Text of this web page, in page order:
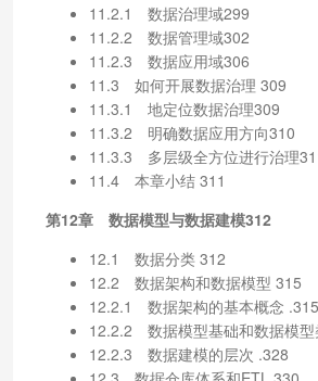
11.2.1 数据治理域299
11.2.2 数据管理域302
11.2.3 数据应用域306
11.3 如何开展数据治理 309
11.3.1 地定位数据治理309
11.3.2 明确数据应用方向310
11.3.3 多层级全方位进行治理
11.4 本章小结 311
第12章 数据模型与数据建模312
12.1 数据分类 312
12.2 数据架构和数据模型 315
12.2.1 数据架构的基本概念 .315
12.2.2 数据模型基础和数据模型
12.2.3 数据建模的层次 .328